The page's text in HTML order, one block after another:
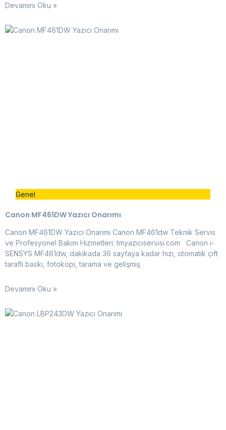
Devamını Oku »
Genel
Canon MF461DW Yazıcı Onarımı
Canon MF461DW Yazıcı Onarımı Canon MF461dw Teknik Servis
ve Profesyonel Bakım Hizmetleri: tmyazıcıservisi.com Canon i-
SENSYS MF461dw, dakikada 36 sayfaya kadar hızı, otomatik çift
taraflı baskı, fotokopi, tarama ve gelişmiş
Devamını Oku »